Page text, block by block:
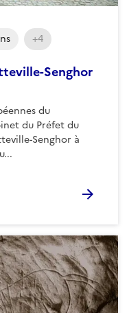
Senghor
du
du Préfet du
Senghor à
+4